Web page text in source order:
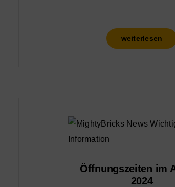
weiterlesen
Öffnungszeiten im
2024